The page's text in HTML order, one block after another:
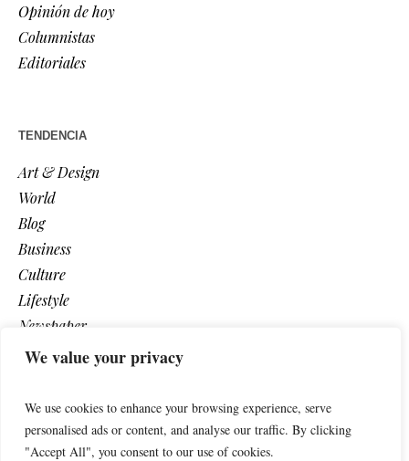
We value your privacy
We use cookies to enhance your browsing experience, serve
personalised ads or content, and analyse our traffic. By clicking
"Accept All", you consent to our use of cookies.
Opinión de hoy
Columnistas
Editoriales
TENDENCIA
Art & Design
World
Blog
Business
Culture
Lifestyle
Newspaper
Photos